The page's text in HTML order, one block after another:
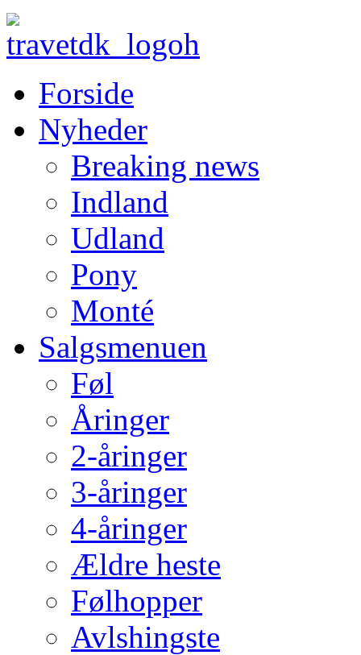
Forside
Nyheder
Breaking news
Indland
Udland
Pony
Monté
Salgsmenuen
Føl
Åringer
2-åringer
3-åringer
4-åringer
Ældre heste
Følhopper
Avlshingste